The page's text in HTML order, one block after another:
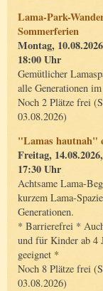
Lama-Park-
Sommerferien
Montag,
18:00 Uhr
Gemütlicher
alle Generationen
Noch 2 Plätze frei
03.08.2026)
"Lamas hautnah"
Freitag,
17:30 Uhr
Achtsame Lama-
kurzem Lama-
Generationen.
* Barrierefrei *
und für Kinder ab 4
geeignet *
Noch 8 Plätze frei
03.08.2026)